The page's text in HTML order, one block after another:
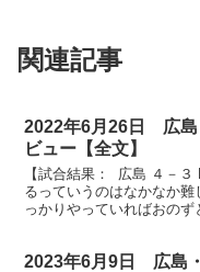
関連記事
2022年6月26日 広
ビュー【全文】
【試合結果： 広島 ４－
るっていうのはなかなか
っかりやっていればおのず
2023年6月9日 広島